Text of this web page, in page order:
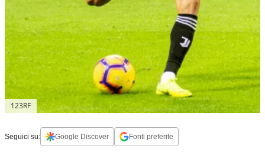
123RF
Seguici su: Google Discover Fonti preferite